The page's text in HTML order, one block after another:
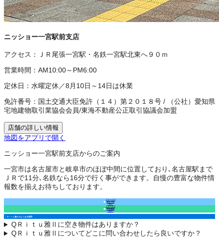
ニッショー一宮駅前支店
アクセス：
ＪＲ尾張一宮駅・名鉄一宮駅北東へ９０ｍ
営業時間： AM10:00～PM6:00
定休日： 水曜定休／8月10日～14日は休業
免許番号： 国土交通大臣免許（１４）第２０１８号 /
（公社）愛知県
宅地建物取引業協会会員/東海不動産公正取引協議会加盟
店舗の詳しい情報
地図をアプリで開く
ニッショー一宮駅前支店からのご案内
一宮市は名古屋市と岐阜市のほぼ中間に位置しており､名古屋駅まで
ＪＲで11分､名鉄なら16分で行く事ができます。自慢の豊富な物件情
報数を揃えお待ちしております。
フォームで
来店予約
（無料）
フォームで
空室確認
（無料）
Ｒｉｔｕ雅Ⅱのよくある質問
QＲｉｔｕ雅Ⅱに空き物件はありますか？
QＲｉｔｕ雅Ⅱについてどこに問い合わせしたら良いですか？